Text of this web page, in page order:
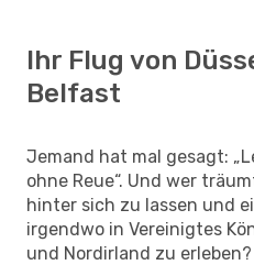
Ihr Flug von
Belfast
Jemand hat mal gesagt:
ohne Reue“. Und wer
hinter sich zu lassen und
irgendwo in Vereinigtes
und Nordirland zu